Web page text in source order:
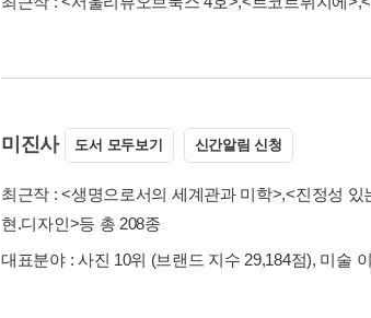
미진사 도서 모두보기 신간알림 신청
최근작 :<생명으로서의 세계관과 미학>,<진정성 있
현.디자인>등 총 208종
대표분야 : 사진 10위 (브랜드 지수 29,184점), 미술